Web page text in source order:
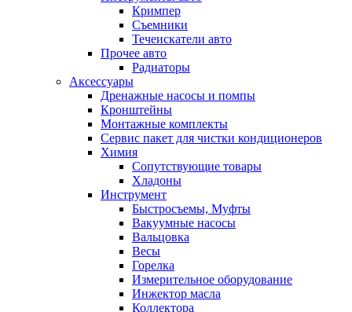
Кримпер
Съемники
Течеискатели авто
Прочее авто
Радиаторы
Аксессуары
Дренажные насосы и помпы
Кронштейны
Монтажные комплекты
Сервис пакет для чистки кондиционеров
Химия
Сопутствующие товары
Хладоны
Инструмент
Быстросъемы, Муфты
Вакуумные насосы
Вальцовка
Весы
Горелка
Измерительное оборудование
Инжектор масла
Коллектора